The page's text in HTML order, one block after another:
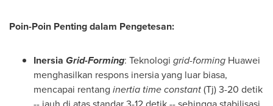
Poin-Poin Penting dalam Pengetesan:
Inersia Grid-Forming: Teknologi grid-forming Huawei
menghasilkan respons inersia yang luar biasa,
mencapai rentang inertia time constant(Tj) 3-20 detik